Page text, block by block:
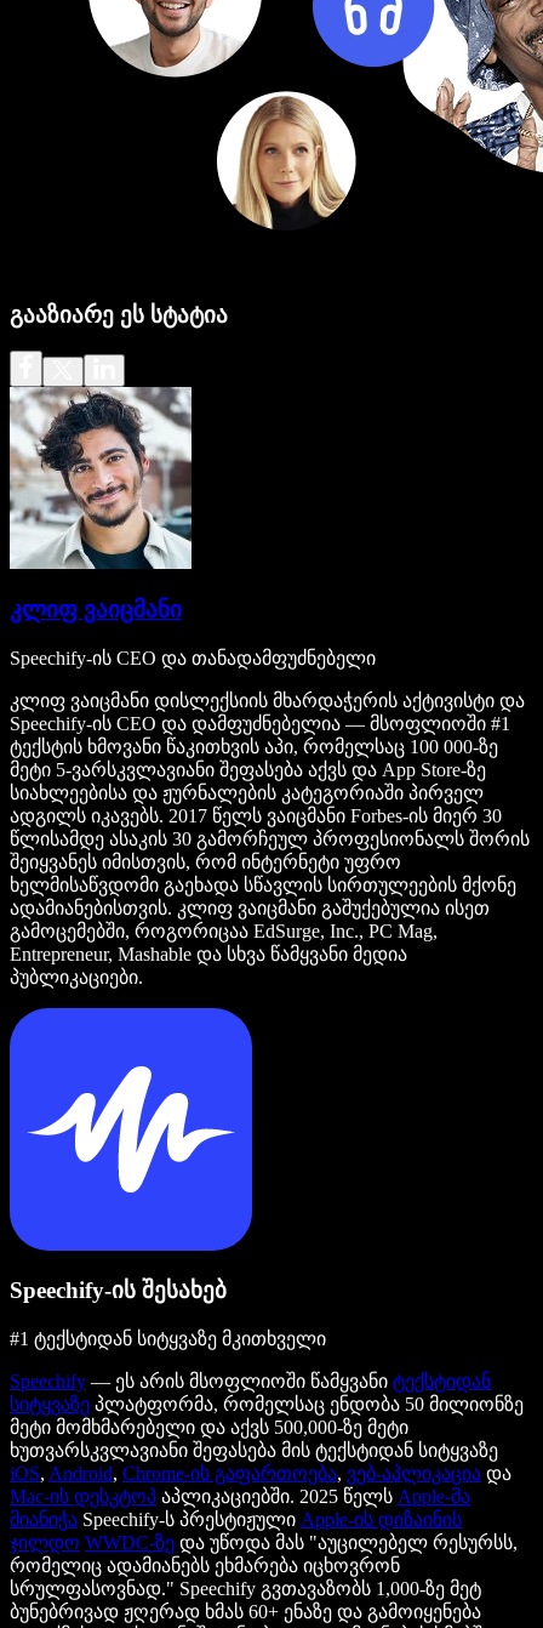
გააზიარე ეს სტატია
კლიფ ვაიცმანი
Speechify-ის CEO და თანადამფუძნებელი
კლიფ ვაიცმანი დისლექსიის მხარდაჭერის აქტივისტი და
Speechify-ის CEO და დამფუძნებელია — მსოფლიოში #1
ტექსტის ხმოვანი წაკითხვის აპი, რომელსაც 100 000-ზე
მეტი 5-ვარსკვლავიანი შეფასება აქვს და App Store-ზე
სიახლეებისა და ჟურნალების კატეგორიაში პირველ
ადგილს იკავებს. 2017 წელს ვაიცმანი Forbes-ის მიერ 30
წლისამდე ასაკის 30 გამორჩეულ პროფესიონალს შორის
შეიყვანეს იმისთვის, რომ ინტერნეტი უფრო
ხელმისაწვდომი გაეხადა სწავლის სირთულეების მქონე
ადამიანებისთვის. კლიფ ვაიცმანი გაშუქებულია ისეთ
გამოცემებში, როგორიცაა EdSurge, Inc., PC Mag,
Entrepreneur, Mashable და სხვა წამყვანი მედია
პუბლიკაციები.
Speechify-ის შესახებ
#1 ტექსტიდან სიტყვაზე მკითხველი
Speechify — ეს არის მსოფლიოში წამყვანი ტექსტიდან
სიტყვაზე პლატფორმა, რომელსაც ენდობა 50 მილიონზე
მეტი მომხმარებელი და აქვს 500,000-ზე მეტი
ხუთვარსკვლავიანი შეფასება მის ტექსტიდან სიტყვაზე
iOS, Android, Chrome-ის გაფართოება, ვებ-აპლიკაცია და
Mac-ის დესკტოპ აპლიკაციებში. 2025 წელს Apple-მა
მიანიჭა Speechify-ს პრესტიჟული Apple-ის დიზაინის
ჯილდო WWDC-ზე და უწოდა მას "აუცილებელ რესურსს,
რომელიც ადამიანებს ეხმარება იცხოვრონ
სრულფასოვნად." Speechify გვთავაზობს 1,000-ზე მეტ
ბუნებრივად ჟღერად ხმას 60+ ენაზე და გამოიყენება